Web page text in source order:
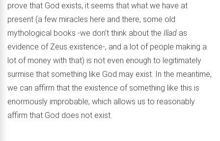
prove that God exists, it seems that what we have at
present (a few miracles here and there, some old
mythological books -we don’t think about the Iliad as
evidence of Zeus existence-, and a lot of people making a
lot of money with that) is not even enough to legitimately
surmise that something like God may exist. In the meantime,
we can affirm that the existence of something like this is
enormously improbable, which allows us to reasonably
affirm that God does not exist.